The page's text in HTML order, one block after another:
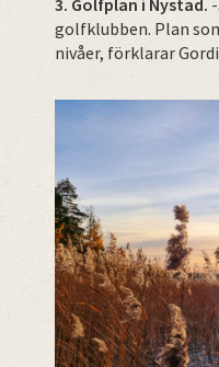
3. Golfplan i Nystad.
golfklubben. Plan
nivåer, förklarar